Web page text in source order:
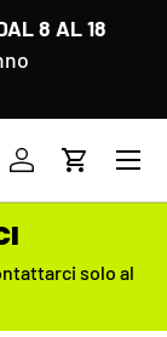
8 AL 18
AccediCarrello
Menu
solo al